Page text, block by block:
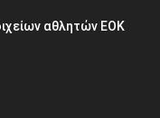
αθλητών ΕΟΚ